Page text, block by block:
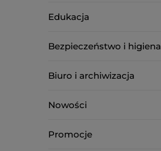
Edukacja
Bezpieczeństwo i higiena
Biuro i archiwizacja
Nowości
Promocje